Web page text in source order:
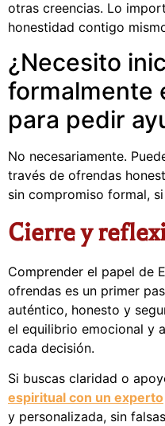
otras creencias. Lo
honestidad contigo
¿Necesito
formalmente
para pedir
No necesariamente.
través de ofrendas
sin compromiso formal,
Cierre y
Comprender el papel de
ofrendas es un primer
auténtico, honesto y
el equilibrio emocional y
cada decisión.
Si buscas claridad o
espiritual con un experto
y personalizada, sin